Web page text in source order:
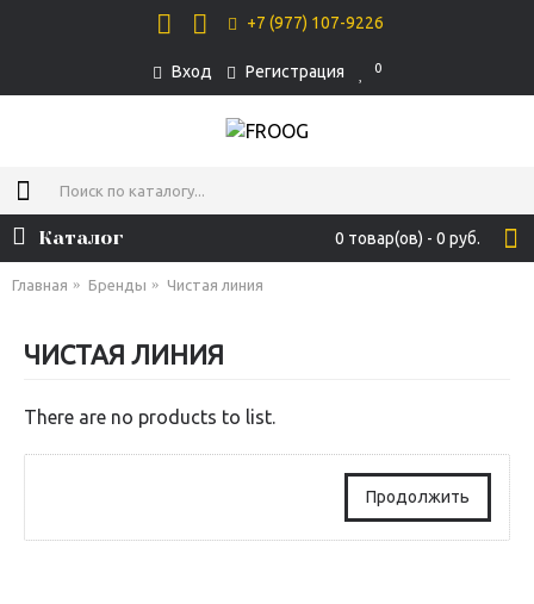
+7 (977) 107-9226
Вход Регистрация 0
0 товар(ов) - 0 руб.
Каталог
Главная Бренды Чистая линия
ЧИСТАЯ ЛИНИЯ
There are no products to list.
Продолжить